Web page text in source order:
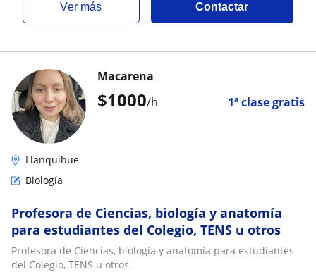
ver más Contactar
$1000/h 1ª clase gratis
Macarena
Llanquihue
Biología
Profesora de Ciencias, biología y anatomía
para estudiantes del Colegio, TENS u otros
Profesora de Ciencias, biología y anatomía para estudiantes
del Colegio, TENS u otros.